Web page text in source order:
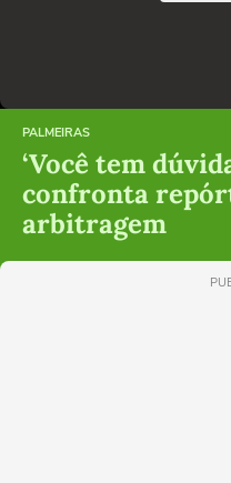
PALMEIRAS
‘Você tem
confronta
arbitragem